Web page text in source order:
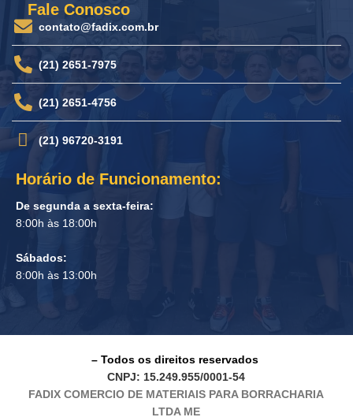
Fale Conosco
contato@fadix.com.br
(21) 2651-7975
(21) 2651-4756
(21) 96720-3191
Horário de Funcionamento:
De segunda a sexta-feira:
8:00h às 18:00h
Sábados:
8:00h às 13:00h
– Todos os direitos reservados
CNPJ: 15.249.955/0001-54
FADIX COMERCIO DE MATERIAIS PARA BORRACHARIA
LTDA ME